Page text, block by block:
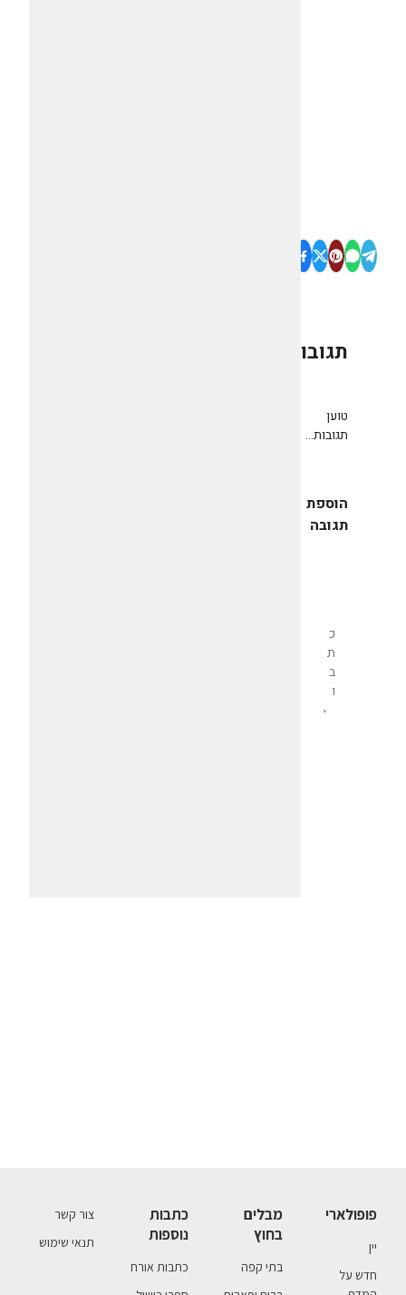
תגובות
טוען
תגובות...
הוספת
תגובה
פופולארי
יין
חדש על
מבלים
בחוץ
בתי קפה
כתבות
נוספות
כתבות אורח
צור קשר
תנאי שימוש